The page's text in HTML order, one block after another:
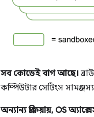
সব কোডেই বাগ আছে।
কম্পিউটার সেটিংস
অন্যান্য প্রক্রিয়ায়, OS